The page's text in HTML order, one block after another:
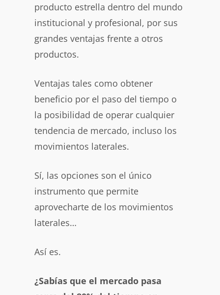
producto estrella dentro del mundo
institucional y profesional, por sus
grandes ventajas frente a otros
productos.
Ventajas tales como obtener
beneficio por el paso del tiempo o
la posibilidad de operar cualquier
tendencia de mercado, incluso los
movimientos laterales.
Sí, las opciones son el único
instrumento que permite
aprovecharte de los movimientos
laterales…
Así es.
¿Sabías que el mercado pasa